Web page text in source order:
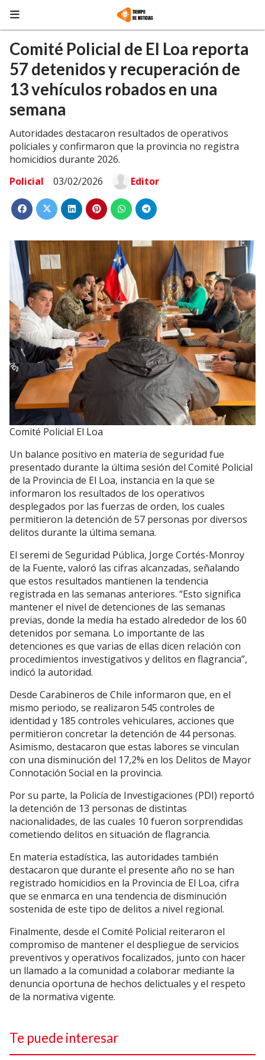
Comité Policial de El Loa reporta
57 detenidos y recuperación de
13 vehículos robados en una
semana
Autoridades destacaron resultados de operativos
policiales y confirmaron que la provincia no registra
homicidios durante 2026.
Policial
03/02/2026 Editor
Comité Policial El Loa
Un balance positivo en materia de seguridad fue
presentado durante la última sesión del Comité Policial
de la Provincia de El Loa, instancia en la que se
informaron los resultados de los operativos
desplegados por las fuerzas de orden, los cuales
permitieron la detención de 57 personas por diversos
delitos durante la última semana.
El seremi de Seguridad Pública, Jorge Cortés-Monroy
de la Fuente, valoró las cifras alcanzadas, señalando
que estos resultados mantienen la tendencia
registrada en las semanas anteriores. “Esto significa
mantener el nivel de detenciones de las semanas
previas, donde la media ha estado alrededor de los 60
detenidos por semana. Lo importante de las
detenciones es que varias de ellas dicen relación con
procedimientos investigativos y delitos en flagrancia”,
indicó la autoridad.
Desde Carabineros de Chile informaron que, en el
mismo periodo, se realizaron 545 controles de
identidad y 185 controles vehiculares, acciones que
permitieron concretar la detención de 44 personas.
Asimismo, destacaron que estas labores se vinculan
con una disminución del 17,2% en los Delitos de Mayor
Connotación Social en la provincia.
Por su parte, la Policía de Investigaciones (PDI) reportó
la detención de 13 personas de distintas
nacionalidades, de las cuales 10 fueron sorprendidas
cometiendo delitos en situación de flagrancia.
En materia estadística, las autoridades también
destacaron que durante el presente año no se han
registrado homicidios en la Provincia de El Loa, cifra
que se enmarca en una tendencia de disminución
sostenida de este tipo de delitos a nivel regional.
Finalmente, desde el Comité Policial reiteraron el
compromiso de mantener el despliegue de servicios
preventivos y operativos focalizados, junto con hacer
un llamado a la comunidad a colaborar mediante la
denuncia oportuna de hechos delictuales y el respeto
de la normativa vigente.
Te puede interesar